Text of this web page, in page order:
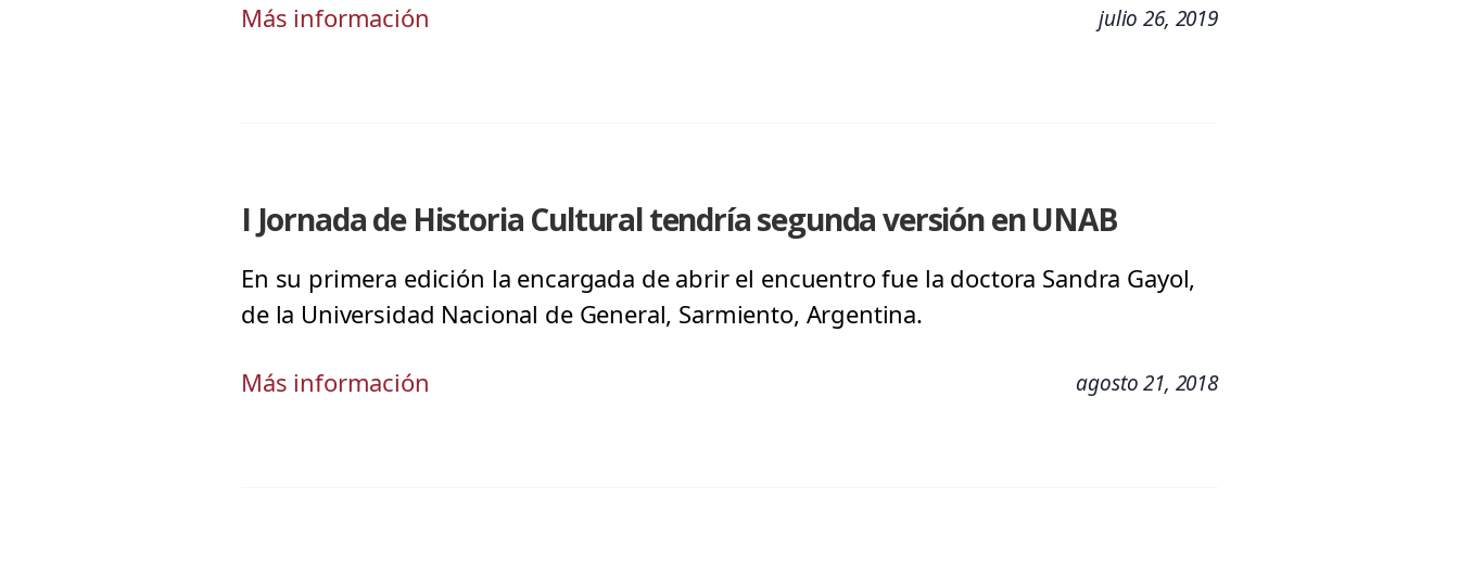
Más información julio 26, 2019
I Jornada de Historia Cultural tendría segunda versión en UNAB
En su primera edición la encargada de abrir el encuentro fue la doctora Sandra Gayol,
de la Universidad Nacional de General, Sarmiento, Argentina.
Más información agosto 21, 2018